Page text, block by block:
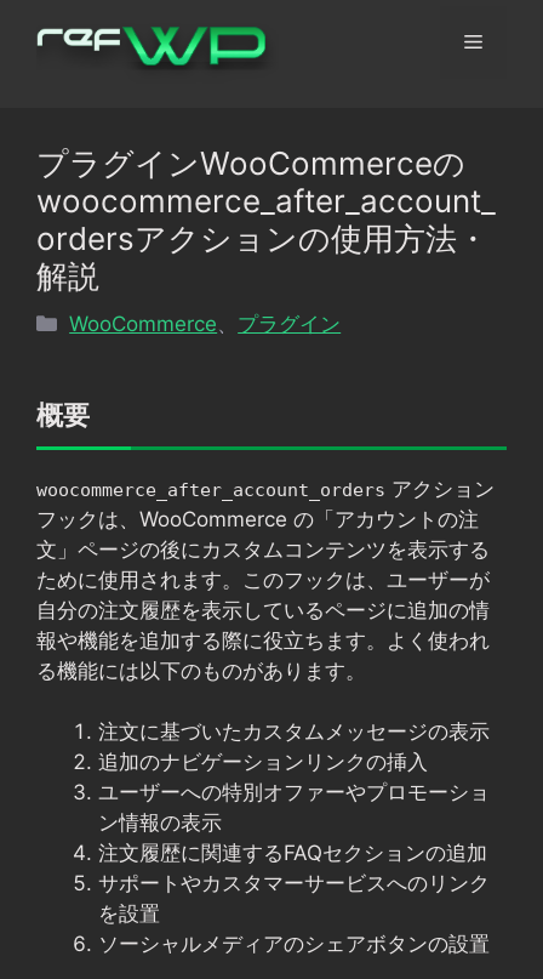
メ
プラグインWooCommerceの
woocommerce_after_account_
ordersアクションの使用方法・
解説
カ
リ
WooCommerce プラグイン
概要
woocommerce_after_account_orders アクション
フックは、WooCommerce の「アカウントの注
文」ページの後にカスタムコンテンツを表示する
ために使用されます。このフックは、ユーザーが
自分の注文履歴を表示しているページに追加の情
報や機能を追加する際に役立ちます。よく使われ
る機能には以下のものがあります。
注文に基づいたカスタムメッセージの表示
追加のナビゲーションリンクの挿入
ユーザーへの特別オファーやプロモーショ
ン情報の表示
注文履歴に関連するFAQセクションの追加
サポートやカスタマーサービスへのリンク
を設置
ソーシャルメディアのシェアボタンの設置